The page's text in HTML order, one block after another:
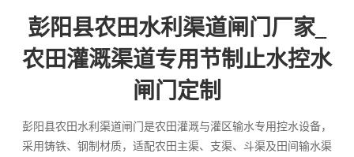
彭阳县农田水利渠道闸门厂家_
农田灌溉渠道专用节制止水控水
闸门定制
彭阳县农田水利渠道闸门是农田灌溉与灌区输水专用控水设备，
采用铸铁、钢制材质，适配农田主渠、支渠、斗渠及田间输水渠